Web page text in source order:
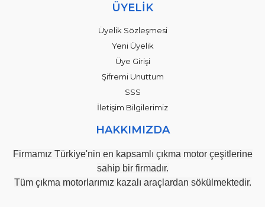
ÜYELİK
Üyelik Sözleşmesi
Yeni Üyelik
Üye Girişi
Şifremi Unuttum
SSS
İletişim Bilgilerimiz
HAKKIMIZDA
Firmamız Türkiye'nin en kapsamlı çıkma motor çeşitlerine
sahip bir firmadır.
Tüm çıkma motorlarımız kazalı araçlardan sökülmektedir.